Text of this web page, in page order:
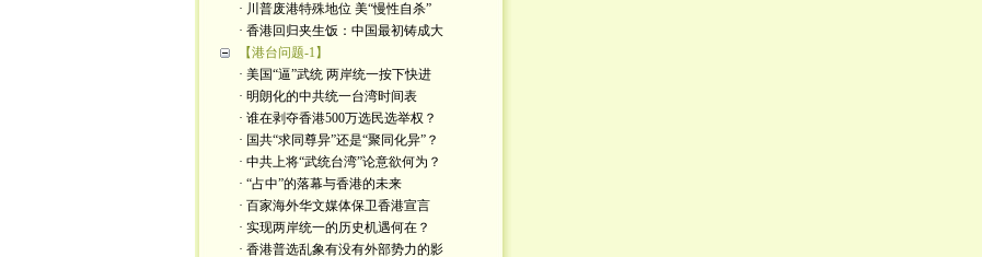
· 川普废港特殊地位 美“慢性自杀”
· 香港回归夹生饭：中国最初铸成大
【港台问题-1】
· 美国“逼”武统 两岸统一按下快进
· 明朗化的中共统一台湾时间表
· 谁在剥夺香港500万选民选举权？
· 国共“求同尊异”还是“聚同化异”？
· 中共上将“武统台湾”论意欲何为？
· “占中”的落幕与香港的未来
· 百家海外华文媒体保卫香港宣言
· 实现两岸统一的历史机遇何在？
· 香港普选乱象有没有外部势力的影